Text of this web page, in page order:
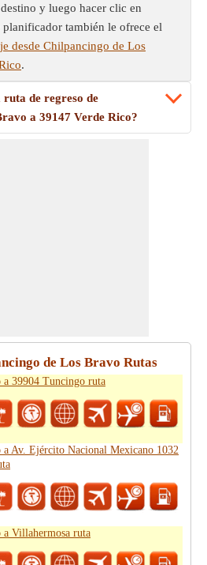
y luego hacer clic en
planificador también le ofrece el
desde Chilpancingo de Los
.
de regreso de
a 39147 Verde Rico?
de Los Bravo Rutas
39904 Tuncingo ruta
Av. Ejército Nacional Mexicano 1032
Villahermosa ruta